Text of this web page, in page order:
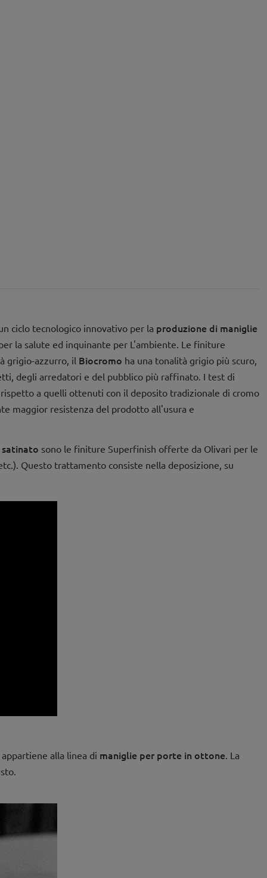
ciclo tecnologico innovativo per la produzione di maniglie
la salute ed inquinante per L'ambiente. Le finiture
grigio-azzurro, il Biocromo ha una tonalità grigio più scuro,
degli arredatori e del pubblico più raffinato. I test di
a quelli ottenuti con il deposito tradizionale di cromo
maggior resistenza del prodotto all'usura e
satinato sono le finiture Superfinish offerte da Olivari per le
Questo trattamento consiste nella deposizione, su
appartiene alla linea di maniglie per porte in ottone . La